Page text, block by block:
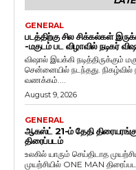
GENERAL
படத்திற்கு சில சிக்கல்கள்
-மகுடம் பட விழாவில் நடிகர்
விஷால் இயக்கி நடித்திருக்கும்
சென்னையில் நடந்தது. நிகழ்வில் நடிகர் விஷால் பேசியதாவது, "அனைவருக்கும்
வணக்கம்....
August 9, 2026
GENERAL
ஆகஸ்ட் 21-ம் தேதி
திரைப்படம்
உலகில் யாரும் செய்திடாத
முயற்சியில் ONE MAN